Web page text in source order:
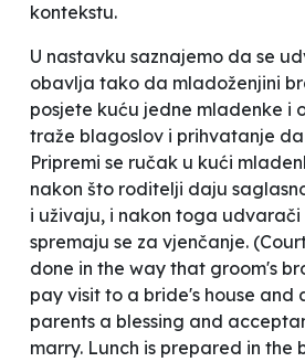
kontekstu.
U nastavku saznajemo da se
obavlja tako da mladoženjini
posjete kuću jedne mladenke i
traže blagoslov i prihvatanje
Pripremi se ručak u kući
nakon što roditelji daju
i uživaju, i nakon toga udvarači
spremaju se za vjenčanje.
done in the way that groom's
pay visit to a bride's house and
parents a blessing and
marry. Lunch is prepared in the